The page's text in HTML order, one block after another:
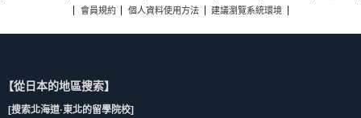
會員規約
個人資料使用方法 建議瀏覽系統環境
【從日本的地區搜索】
[搜索北海道·東北的留學院校]